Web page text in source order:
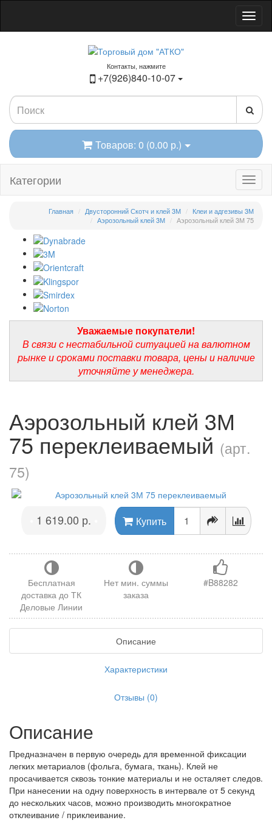
Контакты, нажмите
+7(926)840-10-07
Товаров: 0 (0.00 р.)
Категории
Главная Двусторонний Скотч и клей 3М
Клеи и адгезивы 3М
Аэрозольный клей 3М
Аэрозольный клей 3М 75
Уважаемые покупатели!
В связи с нестабильной ситуацией на валютном
рынке и сроками поставки товара, цены и наличие
уточняйте у менеджера.
Аэрозольный клей 3М
75 переклеиваемый (арт.
75)
1 619.00 р. Купить
Бесплатная
доставка до ТК
Деловые Линии
Нет мин. суммы
заказа
#B88282
Описание
Характеристики
Отзывы (0)
Описание
Предназначен в первую очередь для временной фиксации
легких метариалов (фольга, бумага, ткань). Клей не
просачивается сквозь тонкие материалы и не осталяет следов.
При нанесении на одну поверхность в интервале от 5 секунд
до нескольких часов, можно производить многократное
отклеивание / приклеивание.